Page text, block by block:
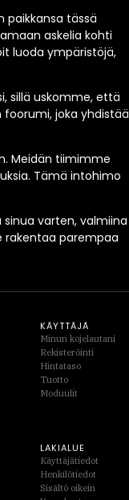
paikkansa tässä
askelia kohti
luoda ympäristöjä,
sillä uskomme, että
joka yhdistää
Meidän tiimimme
Tämä intohimo
varten, valmiina
rakentaa parempaa
KÄYTTÄJÄ
Minun kojelautani
Rekisteröinti
Hintataso
Tuotto
Moduulit
LAKIALUE
Käyttäjätiedot
Henkilötiedot
Sisältö oikein